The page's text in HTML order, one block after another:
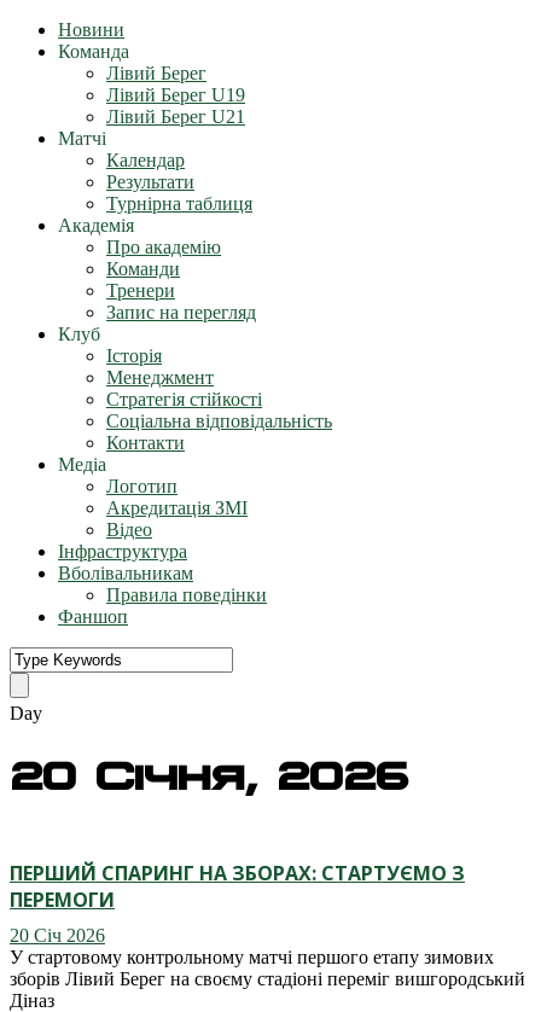
Новини
Команда
Лівий Берег
Лівий Берег U19
Лівий Берег U21
Матчі
Календар
Результати
Турнірна таблиця
Академія
Про академію
Команди
Тренери
Запис на перегляд
Клуб
Історія
Менеджмент
Стратегія стійкості
Соціальна відповідальність
Контакти
Медіа
Логотип
Акредитація ЗМІ
Відео
Інфраструктура
Вболівальникам
Правила поведінки
Фаншоп
Day
20 Січня, 2026
ПЕРШИЙ СПАРИНГ НА ЗБОРАХ: СТАРТУЄМО З
ПЕРЕМОГИ
20 Січ 2026
У стартовому контрольному матчі першого етапу зимових
зборів Лівий Берег на своєму стадіоні переміг вишгородський
Діназ